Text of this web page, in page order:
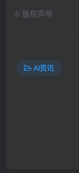
© 版权声明
AI资讯